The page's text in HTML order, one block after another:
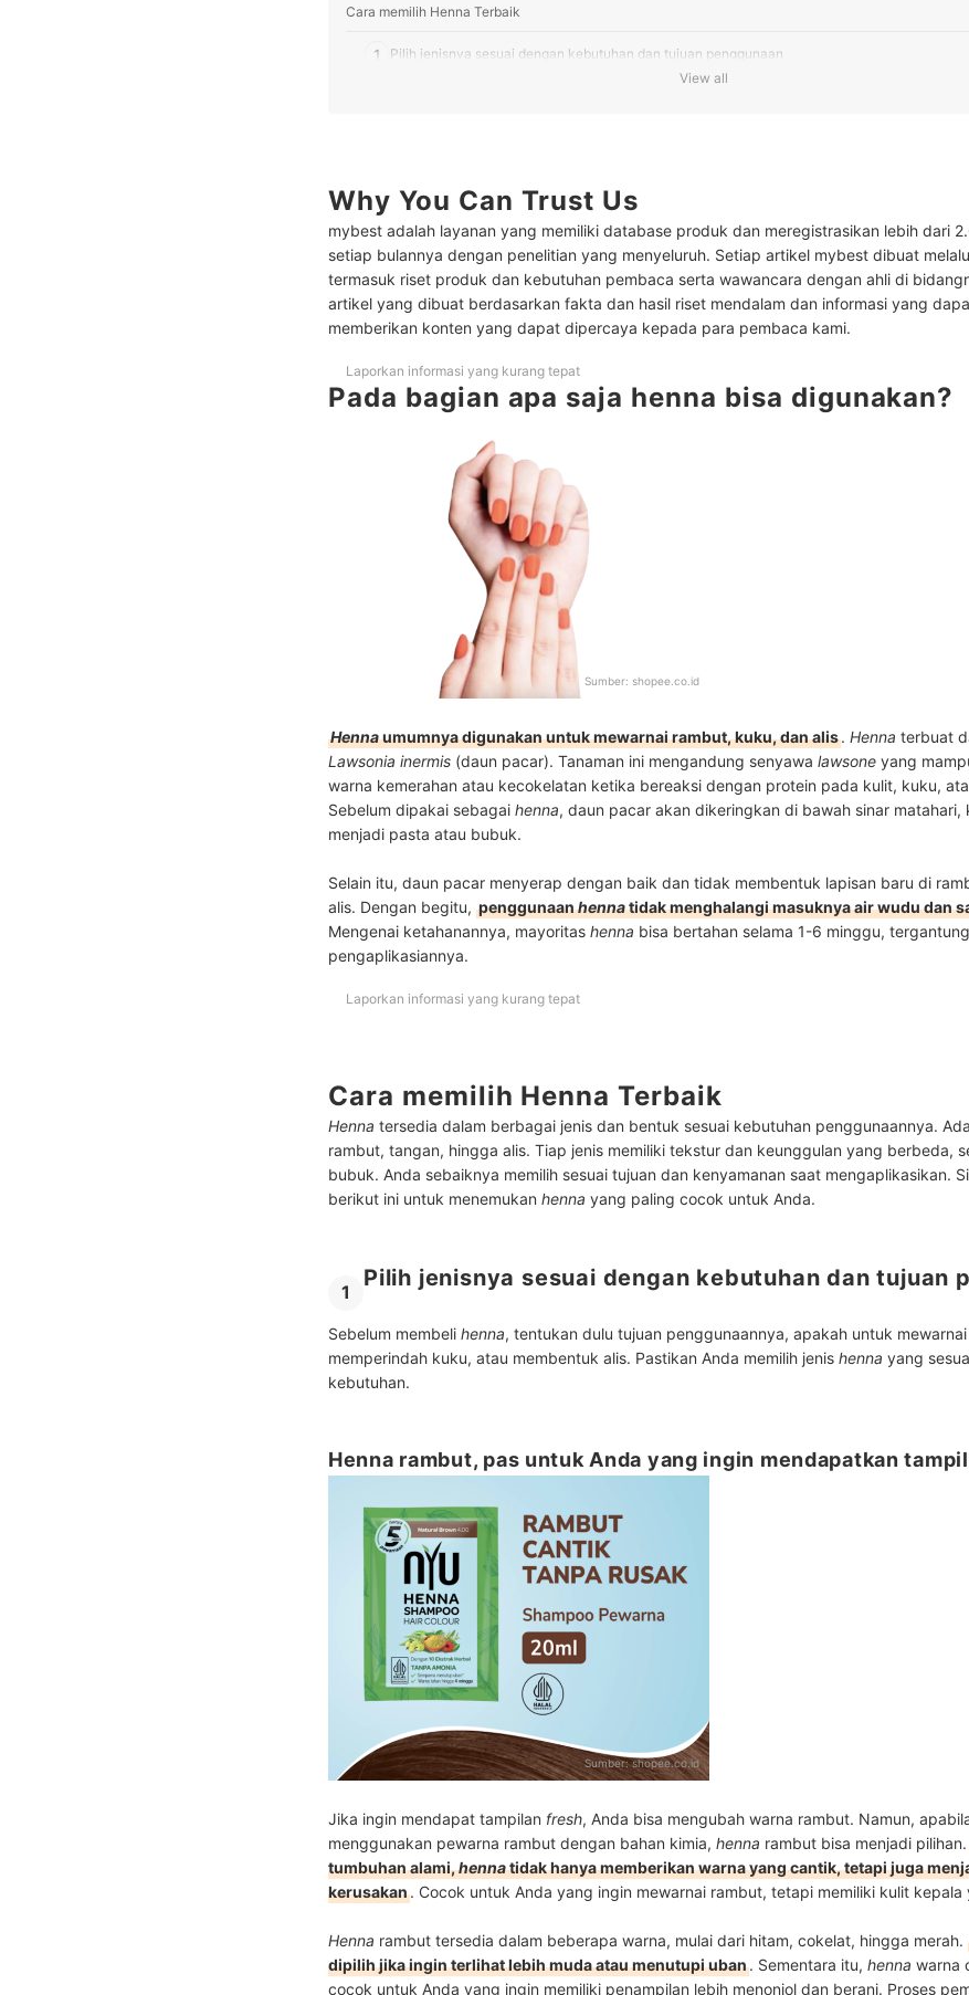
Cara memilih Henna Terbaik
1 Pilih jenisnya sesuai dengan kebutuhan dan tujuan penggunaan
Peringkat Rekomendasi Merk Henna Kuku Terlaris
Peringkat Rekomendasi Henna Alis Terlaris
Bagaimana cara membersihkan henna?
Baca juga rekomendasi cat rambut dan kuteks lainnya di sini
View all
Why You Can Trust Us
mybest adalah layanan yang memiliki database produk dan meregistrasikan lebih dari
setiap bulannya dengan penelitian yang menyeluruh. Setiap artikel mybest dibuat
termasuk riset produk dan kebutuhan pembaca serta wawancara dengan ahli di
artikel yang dibuat berdasarkan fakta dan hasil riset mendalam dan informasi yang
memberikan konten yang dapat dipercaya kepada para pembaca kami.
Laporkan informasi yang kurang tepat
Pada bagian apa saja henna bisa digunakan?
Sumber: shopee.co.id
Hennaumumnya digunakan untuk mewarnai rambut, kuku, dan alis. Henna terbuat
Lawsonia inermis (daun pacar). Tanaman ini mengandung senyawa lawsone yang
warna kemerahan atau kecokelatan ketika bereaksi dengan protein pada kulit, kuku,
Sebelum dipakai sebagai henna, daun pacar akan dikeringkan di bawah sinar matahari,
menjadi pasta atau bubuk.
Selain itu, daun pacar menyerap dengan baik dan tidak membentuk lapisan baru di
alis. Dengan begitu, penggunaanhennatidak menghalangi masuknya air wudu dan
Mengenai ketahanannya, mayoritas henna bisa bertahan selama 1-6 minggu,
pengaplikasiannya.
Laporkan informasi yang kurang tepat
Cara memilih Henna Terbaik
Henna tersedia dalam berbagai jenis dan bentuk sesuai kebutuhan penggunaannya. Ada
rambut, tangan, hingga alis. Tiap jenis memiliki tekstur dan keunggulan yang berbeda,
bubuk. Anda sebaiknya memilih sesuai tujuan dan kenyamanan saat mengaplikasikan.
berikut ini untuk menemukan henna yang paling cocok untuk Anda.
1
Pilih jenisnya sesuai dengan kebutuhan dan tujuan
Sebelum membeli henna, tentukan dulu tujuan penggunaannya, apakah untuk
memperindah kuku, atau membentuk alis. Pastikan Anda memilih jenis henna yang
kebutuhan.
Henna rambut, pas untuk Anda yang ingin mendapatkan
Sumber:shopee.co.id
Jika ingin mendapat tampilan fresh, Anda bisa mengubah warna rambut. Namun,
menggunakan pewarna rambut dengan bahan kimia, henna rambut bisa menjadi pilihan.
tumbuhan alami,hennatidak hanya memberikan warna yang cantik, tetapi juga
kerusakan. Cocok untuk Anda yang ingin mewarnai rambut, tetapi memiliki kulit kepala
Henna rambut tersedia dalam beberapa warna, mulai dari hitam, cokelat, hingga merah.
dipilih jika ingin terlihat lebih muda atau menutupi uban. Sementara itu, henna warna
cocok untuk Anda yang ingin memiliki penampilan lebih menonjol dan berani. Proses